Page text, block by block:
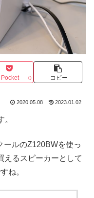
Pocket 0 コピー
2020.05.08 2023.01.02
。
ールのZ120BWを使っ
えるスピーカーとして
ね。